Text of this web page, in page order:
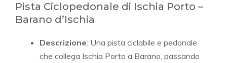
Pista Ciclopedonale di Ischia Porto –
Barano d’Ischia
Descrizione: Una pista ciclabile e pedonale
che collega Ischia Porto a Barano, passando